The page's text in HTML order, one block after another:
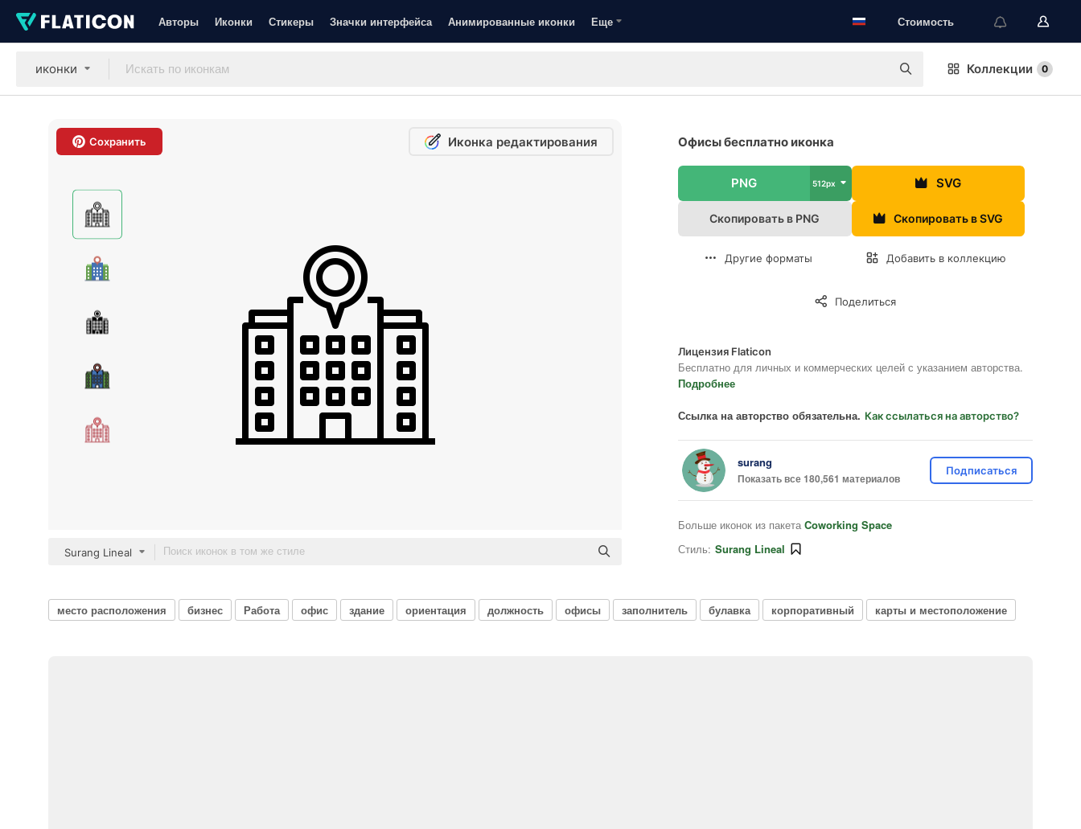
Авторы Иконки Стикеры Значки интерфейса Анимированные иконки Еще Стоимость
иконки Коллекции 0
Сохранить Иконка редактирования
Surang Lineal
Офисы бесплатно иконка
PNG 512px SVG
Скопировать в PNG Скопировать в SVG
Другие форматы Добавить в коллекцию
Поделиться
Лицензия Flaticon
Бесплатно для личных и коммерческих целей с указанием авторства.
Подробнее
Ссылка на авторство обязательна. Как ссылаться на авторство?
surang
Показать все 180,561 материалов
Подписаться
Больше иконок из пакета Coworking Space
Стиль: Surang Lineal
место расположения бизнес Работа офис здание ориентация должность офисы заполнитель булавка корпоративный карты и местоположение